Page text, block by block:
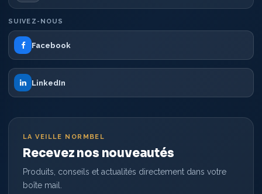
SUIVEZ-NOUS
Facebook
LinkedIn
LA VEILLE NORMBEL
Recevez nos nouveautés
Produits, conseils et actualités directement dans votre
boîte mail.